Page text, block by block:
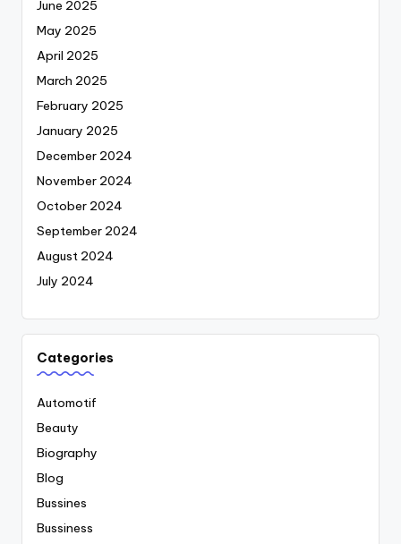
June 2025
May 2025
April 2025
March 2025
February 2025
January 2025
December 2024
November 2024
October 2024
September 2024
August 2024
July 2024
Categories
Automotif
Beauty
Biography
Blog
Bussines
Bussiness